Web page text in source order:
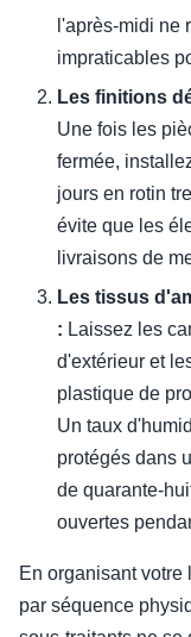
l'après-midi ne
impraticables
Les finitions
Une fois les
fermée,
jours en rotin
évite que les
livraisons de
Les tissus
: Laissez les
d'extérieur et
plastique de
Un taux
protégés dans
de quarante-
ouvertes
En organisant votre
par séquence